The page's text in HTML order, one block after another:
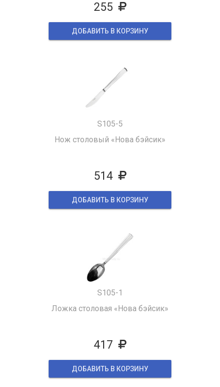
255
ДОБАВИТЬ В КОРЗИНУ
S105-5
Нож столовый «Нова бэйсик»
514
ДОБАВИТЬ В КОРЗИНУ
S105-1
Ложка столовая «Нова бэйсик»
417
ДОБАВИТЬ В КОРЗИНУ